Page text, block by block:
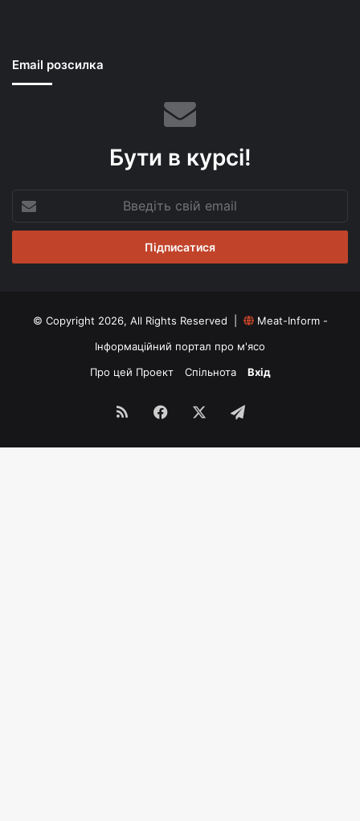
Email розсилка
Бути в курсі!
свій
email
© Copyright 2026, All Rights Reserved |
Meat-Inform -
Інформаційний портал про м'ясо
Про цей Проект
Спільнота Вхід
RSS Facebook